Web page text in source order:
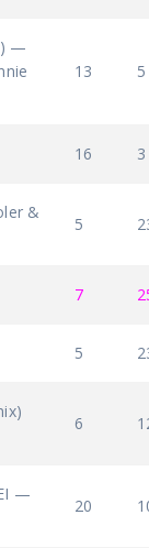
—
13 5
16 3
&
5
7
5
6
—
20